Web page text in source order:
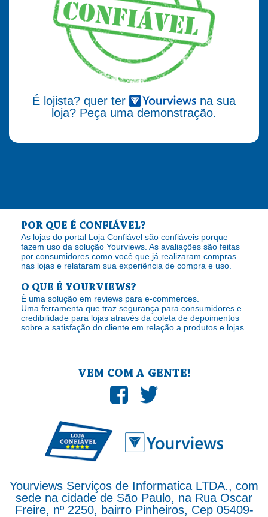
É lojista? quer ter
na sua
loja? Peça uma demonstração.
POR QUE É CONFIÁVEL?
As lojas do portal Loja Confiável são confiáveis porque
fazem uso da solução Yourviews. As avaliações são feitas
por consumidores como você que já realizaram compras
nas lojas e relataram sua experiência de compra e uso.
O QUE É YOURVIEWS?
É uma solução em reviews para e-commerces.
Uma ferramenta que traz segurança para consumidores e
credibilidade para lojas através da coleta de depoimentos
sobre a satisfação do cliente em relação a produtos e lojas.
VEM COM A GENTE!
Yourviews Serviços de Informatica LTDA., com
sede na cidade de São Paulo, na Rua Oscar
Freire, nº 2250, bairro Pinheiros, Cep 05409-